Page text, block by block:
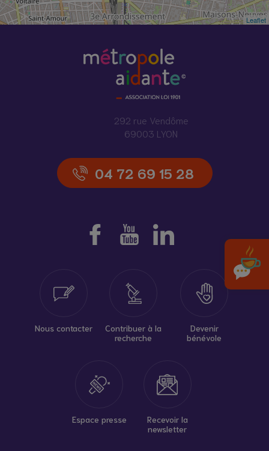
Leaflet
292 rue Vendôme
69003 LYON
04 72 69 15 28
Nous contacter
Contribuer à la
recherche
Devenir
bénévole
Espace presse
Recevoir la
newsletter